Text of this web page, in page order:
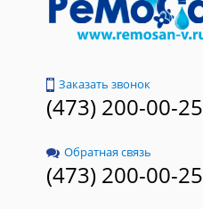
Заказать звонок
(473) 200-00-25
Обратная связь
(473) 200-00-25